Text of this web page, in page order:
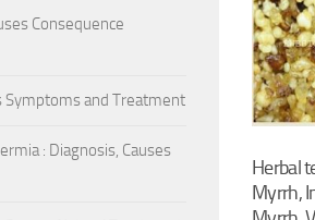
Herbal
Myrrh,
Consequence
Symptoms and Treatment
: Diagnosis, Causes